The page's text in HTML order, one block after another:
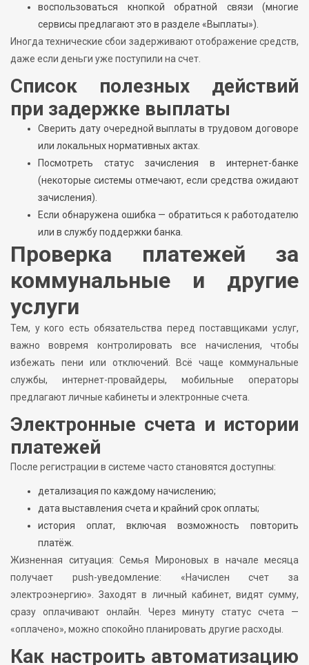
воспользоваться кнопкой обратной связи (многие
сервисы предлагают это в разделе «Выплаты»).
Иногда технические сбои задерживают отображение средств,
даже если деньги уже поступили на счет.
Список полезных действий
при задержке выплаты
Сверить дату очередной выплаты в трудовом договоре
или локальных нормативных актах.
Посмотреть статус зачисления в интернет-банке
(некоторые системы отмечают, если средства ожидают
зачисления).
Если обнаружена ошибка — обратиться к работодателю
или в службу поддержки банка.
Проверка платежей за
коммунальные и другие
услуги
Тем, у кого есть обязательства перед поставщиками услуг,
важно вовремя контролировать все начисления, чтобы
избежать пени или отключений. Всё чаще коммунальные
службы, интернет-провайдеры, мобильные операторы
предлагают личные кабинеты и электронные счета.
Электронные счета и истории
платежей
После регистрации в системе часто становятся доступны:
детализация по каждому начислению;
дата выставления счета и крайний срок оплаты;
история оплат, включая возможность повторить
платёж.
Жизненная ситуация: Семья Мироновых в начале месяца
получает push-уведомление: «Начислен счет за
электроэнергию». Заходят в личный кабинет, видят сумму,
сразу оплачивают онлайн. Через минуту статус счета —
«оплачено», можно спокойно планировать другие расходы.
Как настроить автоматизацию